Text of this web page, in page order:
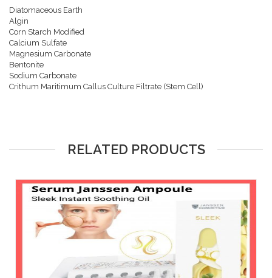
Diatomaceous Earth
Algin
Corn Starch Modified
Calcium Sulfate
Magnesium Carbonate
Bentonite
Sodium Carbonate
Crithum Maritimum Callus Culture Filtrate (Stem Cell)
RELATED PRODUCTS